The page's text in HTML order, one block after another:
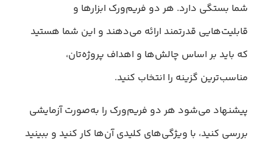
شما بستگی دارد. هر دو فریم‌ورک ابزارها و
قابلیت‌هایی قدرتمند ارائه می‌دهند و این شما هستید
که باید بر اساس چالش‌ها و اهداف پروژه‌تان،
مناسب‌ترین گزینه را انتخاب کنید.
پیشنهاد می‌شود هر دو فریم‌ورک را به‌صورت آزمایشی
بررسی کنید، با ویژگی‌های کلیدی آن‌ها کار کنید و ببینید